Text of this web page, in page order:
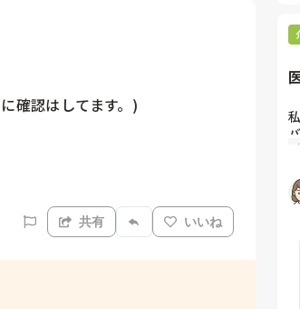
確認はしてます。)
共有 いいね